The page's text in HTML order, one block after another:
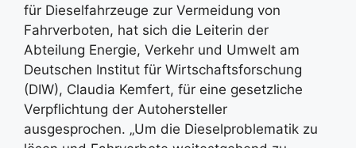
für Dieselfahrzeuge zur Vermeidung von
Fahrverboten, hat sich die Leiterin der
Abteilung Energie, Verkehr und Umwelt am
Deutschen Institut für Wirtschaftsforschung
(DIW), Claudia Kemfert, für eine gesetzliche
Verpflichtung der Autohersteller
ausgesprochen. „Um die Dieselproblematik zu